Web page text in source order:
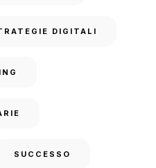
DIGITALI
SUCCESSO